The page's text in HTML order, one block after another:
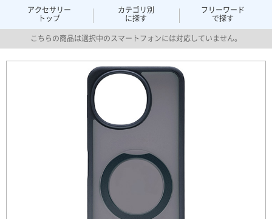
アクセサリー
トップ
カテゴリ別
に探す
フリーワード
で探す
こちらの商品は選択中のスマートフォンには対応していません。